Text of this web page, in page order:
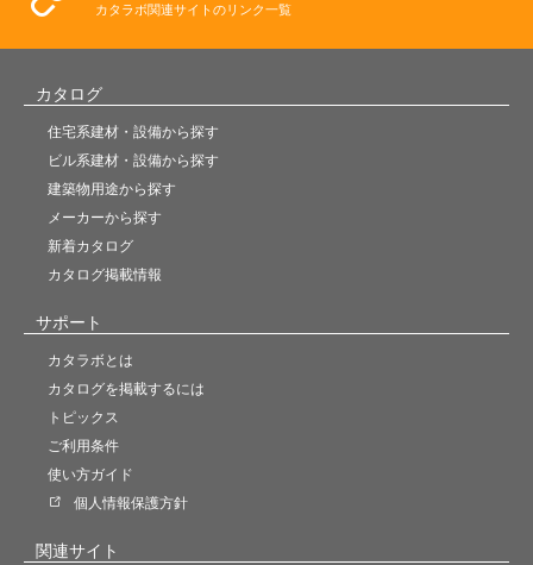
カタラボ関連サイトのリンク一覧
カタログ
住宅系建材・設備から探す
ビル系建材・設備から探す
建築物用途から探す
メーカーから探す
新着カタログ
カタログ掲載情報
サポート
カタラボとは
カタログを掲載するには
トピックス
ご利用条件
使い方ガイド
個人情報保護方針
関連サイト